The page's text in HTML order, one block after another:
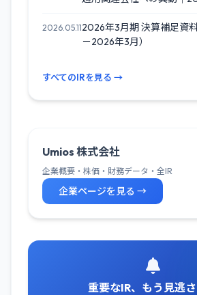
2026.05.112026年3月期 決算補足資
－2026年3月）
すべてのIRを見る →
Umios 株式会社
企業概要・株価・財務データ・全IR
企業ページを見る →
重要なIR、もう見逃